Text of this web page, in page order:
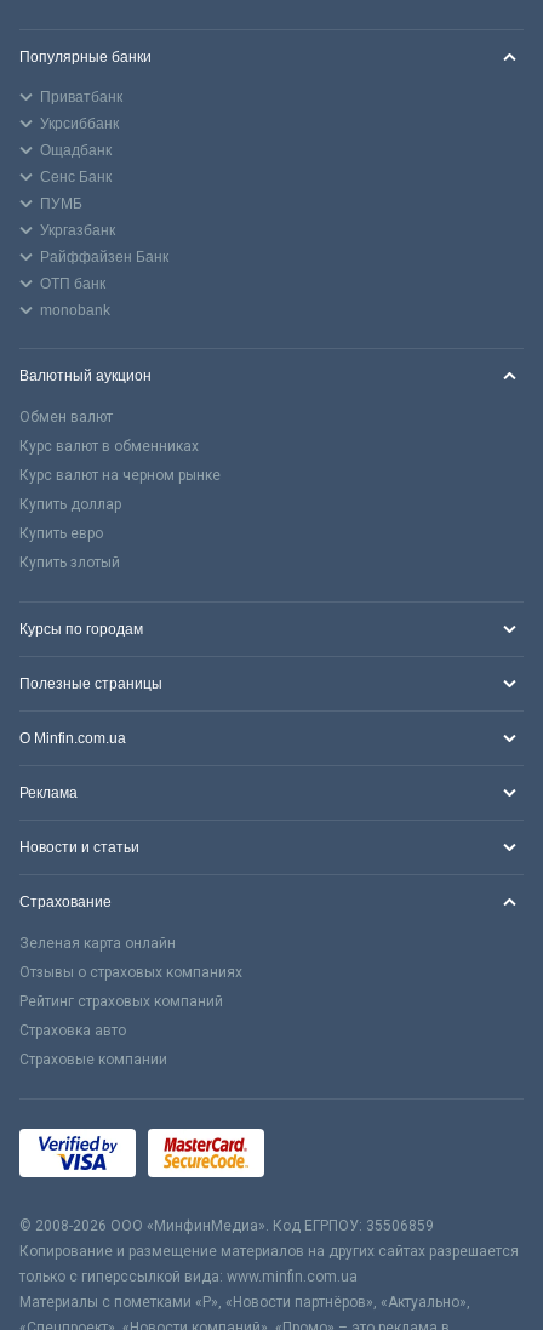
Популярные банки
Приватбанк
Укрсиббанк
Ощадбанк
Сенс Банк
ПУМБ
Укргазбанк
Райффайзен Банк
ОТП банк
monobank
Валютный аукцион
Обмен валют
Курс валют в обменниках
Курс валют на черном рынке
Купить доллар
Купить евро
Купить злотый
Курсы по городам
Полезные страницы
О Minfin.com.ua
Реклама
Новости и статьи
Страхование
Зеленая карта онлайн
Отзывы о страховых компаниях
Рейтинг страховых компаний
Страховка авто
Страховые компании
© 2008-2026 ООО «МинфинМедиа». Код ЕГРПОУ: 35506859
Копирование и размещение материалов на других сайтах разрешается
только с гиперссылкой вида: www.minfin.com.ua
Материалы с пометками «Р», «Новости партнёров», «Актуально»,